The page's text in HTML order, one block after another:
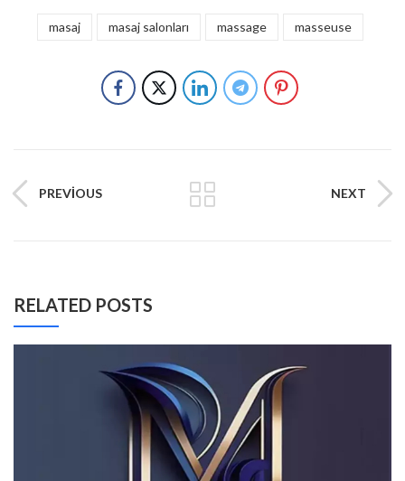
masaj masaj salonları massage masseuse
PREVIOUS NEXT
RELATED POSTS